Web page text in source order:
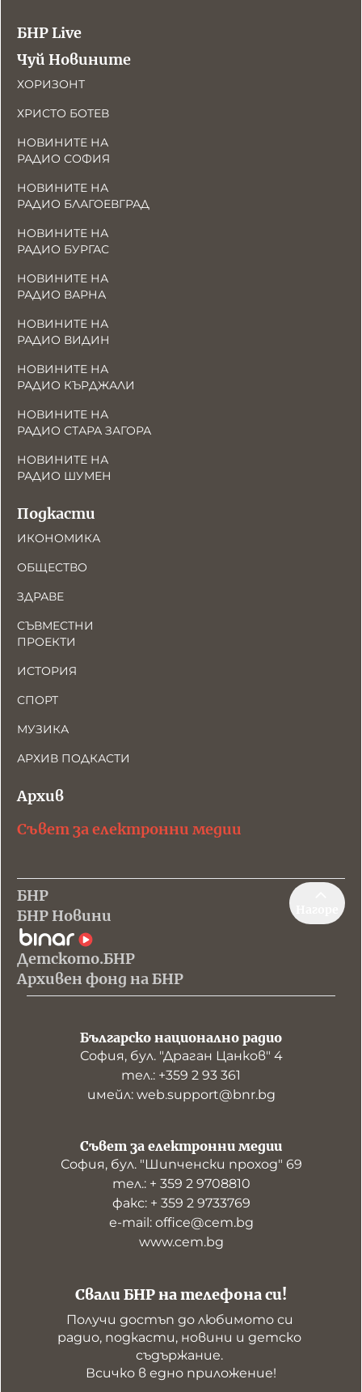
БНР Live
Чуй Новините
ХОРИЗОНТ
ХРИСТО БОТЕВ
НОВИНИТЕ НА
РАДИО СОФИЯ
НОВИНИТЕ НА
РАДИО БЛАГОЕВГРАД
НОВИНИТЕ НА
РАДИО БУРГАС
НОВИНИТЕ НА
РАДИО ВАРНА
НОВИНИТЕ НА
РАДИО ВИДИН
НОВИНИТЕ НА
РАДИО КЪРДЖАЛИ
НОВИНИТЕ НА
РАДИО СТАРА ЗАГОРА
НОВИНИТЕ НА
РАДИО ШУМЕН
Подкасти
ИКОНОМИКА
ОБЩЕСТВО
ЗДРАВЕ
СЪВМЕСТНИ
ПРОЕКТИ
ИСТОРИЯ
СПОРТ
МУЗИКА
АРХИВ ПОДКАСТИ
Архив
Съвет за електронни медии
БНР
БНР Новини
Детското.БНР
Архивен фонд на БНР
Българско национално радио
София, бул. "Драган Цанков" 4
тел.: +359 2 93 361
имейл: web.support@bnr.bg
Свали БНР на телефона си!
Получи достъп до любимото си
радио, подкасти, новини и детско
съдържание.
Всичко в едно приложение!
Съвет за електронни медии
София, бул. "Шипченски проход" 69
тел.: + 359 2 9708810
факс: + 359 2 9733769
е-mail: office@cem.bg
www.cem.bg